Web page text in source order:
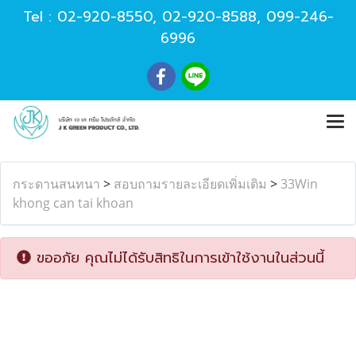
Tel : 02-920-8550, 02-920-8588, 099-246-
6996
กระดานสนทนา > สอบถามรายละเอียดเพิ่มเติม > 33Win
khong can tai khoan
ขออภัย คุณไม่ได้รับสิทธิในการเข้าใช้งานในส่วนนี้